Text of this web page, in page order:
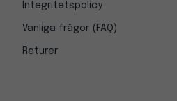
Integritetspolicy
Vanliga frågor (FAQ)
Returer